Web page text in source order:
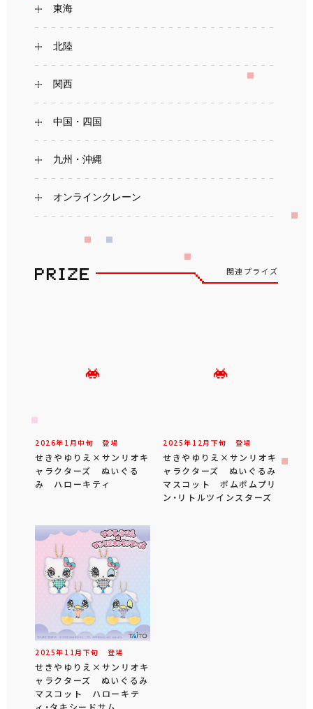
東海
北陸
関西
中国・四国
九州・沖縄
オンラインクレーン
関連プライズ
2026年 1 月中旬 登場
せきやゆりえ×サンリオキ
ャラクターズ ぬいぐる
み ハローキティ
2025年 12 月 下旬 登場
せきやゆりえ×サンリオキ
ャラクターズ ぬいぐるみ
マスコット ポムポムプリ
ン・リトルツインスターズ
2025年 11 月 下旬 登場
せきやゆりえ×サンリオキ
ャラクターズ ぬいぐるみ
マスコット ハローキテ